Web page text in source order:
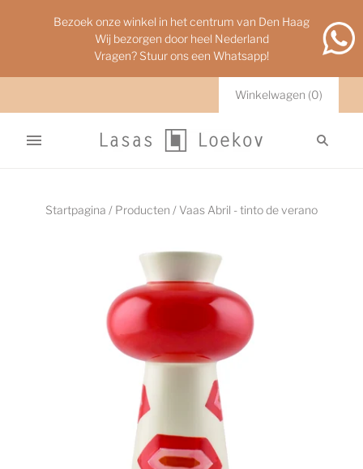
Bezoek onze winkel in het centrum van Den Haag
Wij bezorgen door heel Nederland
Vragen? Stuur ons een Whatsapp!
Winkelwagen (0)
Startpagina / Producten / Vaas Abril - tinto de verano